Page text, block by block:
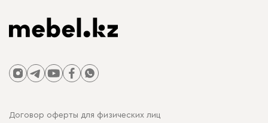
Договор оферты для физических лиц